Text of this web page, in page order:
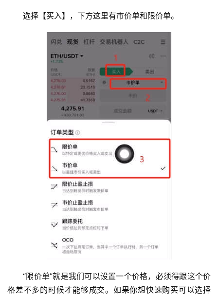
选择【买入】，下方这里有市价单和限价单。
“限价单”就是我们可以设置一个价格，必须得跟这个价
格差不多的时候才能够成交。如果你想快速购买可以选择